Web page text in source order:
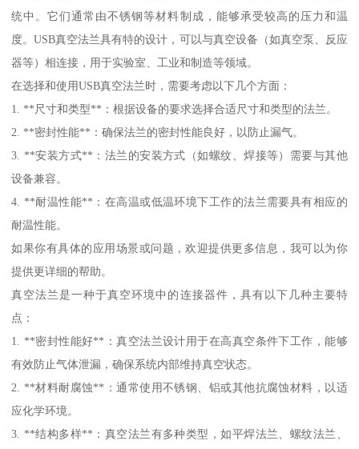
统中。它们通常由不锈钢等材料制成，能够承受较高的压力和温
度。USB真空法兰具有特的设计，可以与真空设备（如真空泵、反应
器等）相连接，用于实验室、工业和制造等领域。
在选择和使用USB真空法兰时，需要考虑以下几个方面：
1. **尺寸和类型**：根据设备的要求选择合适尺寸和类型的法兰。
2. **密封性能**：确保法兰的密封性能良好，以防止漏气。
3. **安装方式**：法兰的安装方式（如螺纹、焊接等）需要与其他
设备兼容。
4. **耐温性能**：在高温或低温环境下工作的法兰需要具有相应的
耐温性能。
如果你有具体的应用场景或问题，欢迎提供更多信息，我可以为你
提供更详细的帮助。
真空法兰是一种于真空环境中的连接器件，具有以下几种主要特
点：
1. **密封性能好**：真空法兰设计用于在高真空条件下工作，能够
有效防止气体泄漏，确保系统内部维持真空状态。
2. **材料耐腐蚀**：通常使用不锈钢、铝或其他抗腐蚀材料，以适
应化学环境。
3. **结构多样**：真空法兰有多种类型，如平焊法兰、螺纹法兰、